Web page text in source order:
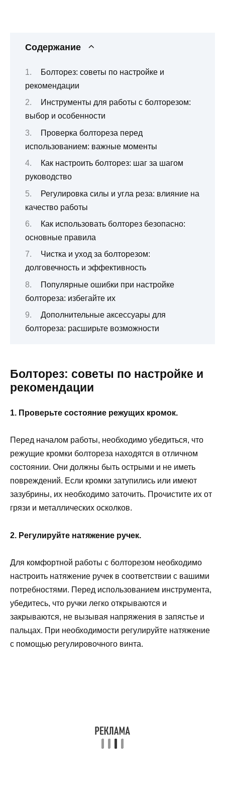
Содержание
Болторез: советы по настройке и
рекомендации
Инструменты для работы с болторезом:
выбор и особенности
Проверка болтореза перед
использованием: важные моменты
Как настроить болторез: шаг за шагом
руководство
Регулировка силы и угла реза: влияние на
качество работы
Как использовать болторез безопасно:
основные правила
Чистка и уход за болторезом:
долговечность и эффективность
Популярные ошибки при настройке
болтореза: избегайте их
Дополнительные аксессуары для
болтореза: расширьте возможности
Болторез: советы по настройке и
рекомендации
1. Проверьте состояние режущих кромок.
Перед началом работы, необходимо убедиться, что
режущие кромки болтореза находятся в отличном
состоянии. Они должны быть острыми и не иметь
повреждений. Если кромки затупились или имеют
зазубрины, их необходимо заточить. Прочистите их от
грязи и металлических осколков.
2. Регулируйте натяжение ручек.
Для комфортной работы с болторезом необходимо
настроить натяжение ручек в соответствии с вашими
потребностями. Перед использованием инструмента,
убедитесь, что ручки легко открываются и
закрываются, не вызывая напряжения в запястье и
пальцах. При необходимости регулируйте натяжение
с помощью регулировочного винта.